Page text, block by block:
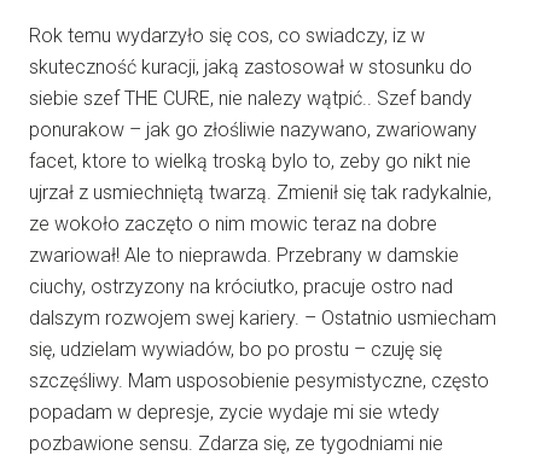
Rok temu wydarzyło się cos, co swiadczy, iz w
skuteczność kuracji, jaką zastosował w stosunku do
siebie szef THE CURE, nie nalezy wątpić.. Szef bandy
ponurakow – jak go złośliwie nazywano, zwariowany
facet, ktore to wielką troską bylo to, zeby go nikt nie
ujrzał z usmiechniętą twarzą. Zmienił się tak radykalnie,
ze wokoło zaczęto o nim mowic teraz na dobre
zwariował! Ale to nieprawda. Przebrany w damskie
ciuchy, ostrzyzony na króciutko, pracuje ostro nad
dalszym rozwojem swej kariery. – Ostatnio usmiecham
się, udzielam wywiadów, bo po prostu – czuję się
szczęśliwy. Mam usposobienie pesymistyczne, często
popadam w depresje, zycie wydaje mi sie wtedy
pozbawione sensu. Zdarza się, ze tygodniami nie